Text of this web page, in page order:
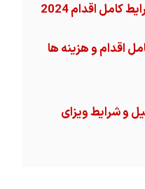
اقدام و هزینه ها
و شرایط ویزای